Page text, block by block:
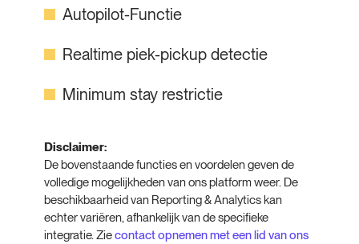
Autopilot-Functie
Realtime piek-pickup detectie
Minimum stay restrictie
Disclaimer:
De bovenstaande functies en voordelen geven de
volledige mogelijkheden van ons platform weer. De
beschikbaarheid van Reporting & Analytics kan
echter variëren, afhankelijk van de specifieke
integratie. Ziecontact opnemen met een lid van ons